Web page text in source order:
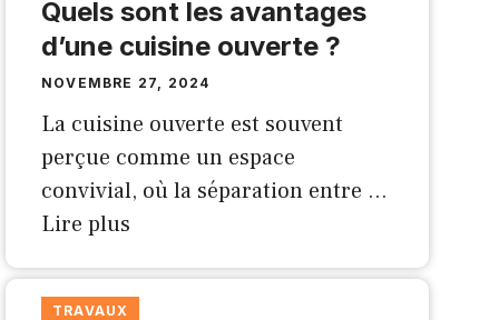
Quels sont les avantages
d’une cuisine ouverte ?
NOVEMBRE 27, 2024
La cuisine ouverte est souvent
perçue comme un espace
convivial, où la séparation entre …
Lire plus
TRAVAUX